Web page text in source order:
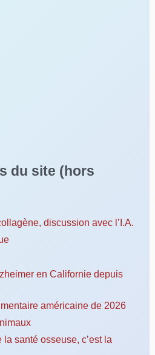
du site (hors
discussion avec l’I.A.
en Californie depuis
américaine de 2026
santé osseuse, c’est la